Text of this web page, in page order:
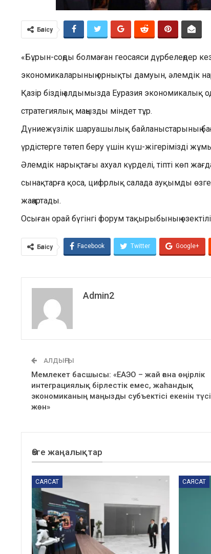
Бөлісу
«Бұрын-соңды болмаған геосаяси дүрбелеңдер
экономикаларының орнықты дамуын, әлемдік
Қазір біздің алдымызда Еуразия экономикалық
стратегиялық маңызды міндет тұр.
Дүниежүзілік шаруашылық байланыстарының
үрдістерге төтеп беру үшін күш-жігерімізді
Әлемдік нарықтағы ахуал күрделі, тіпті көп
сынақтарға қоса, цифрлық салада ауқымды
жаңартады.
Осыған орай бүгінгі форум тақырыбының
Бөлісу Facebook Twitter Google+
Admin2
АЛДЫҢҒЫ
Мемлекет басшысы: «ЕАЭО – жай ғана өңірлік
интеграциялық бірлестік емес, жаһандық
экономиканың маңызды субъектісі екенін
жөн»
Өзге жаңалықтар
САЯСАТ САЯСАТ